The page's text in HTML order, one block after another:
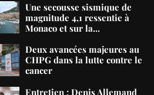
Une secousse sismique de
magnitude 4,1 ressentie à
Monaco et sur la...
Deux avancées majeures au
CHPG dans la lutte contre le
cancer
Entretien : Denis Allemand